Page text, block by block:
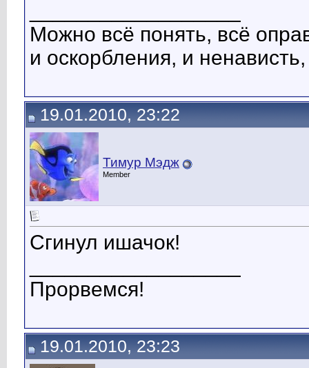
Можно всё понять, всё
и оскорбления, и
19.01.2010, 23:22
Тимур Мэдж
Member
Сгинул ишачок!
Прорвемся!
19.01.2010, 23:23